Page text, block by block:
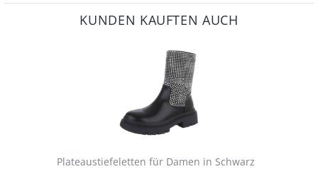
KUNDEN KAUFTEN AUCH
Plateaustiefeletten für Damen in Schwarz